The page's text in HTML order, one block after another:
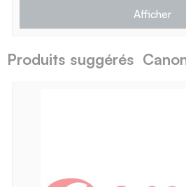
Afficher
Produits suggérés